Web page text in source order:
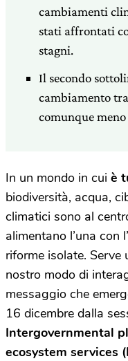
cambiamenti
stati affrontati
stagni.
Il secondo
cambiamento
comunque
In un mondo in cui è
biodiversità, acqua,
climatici sono al
alimentano l’una con
riforme isolate. Serve
nostro modo di
messaggio che
16 dicembre dalla
Intergovernmental
ecosystem services